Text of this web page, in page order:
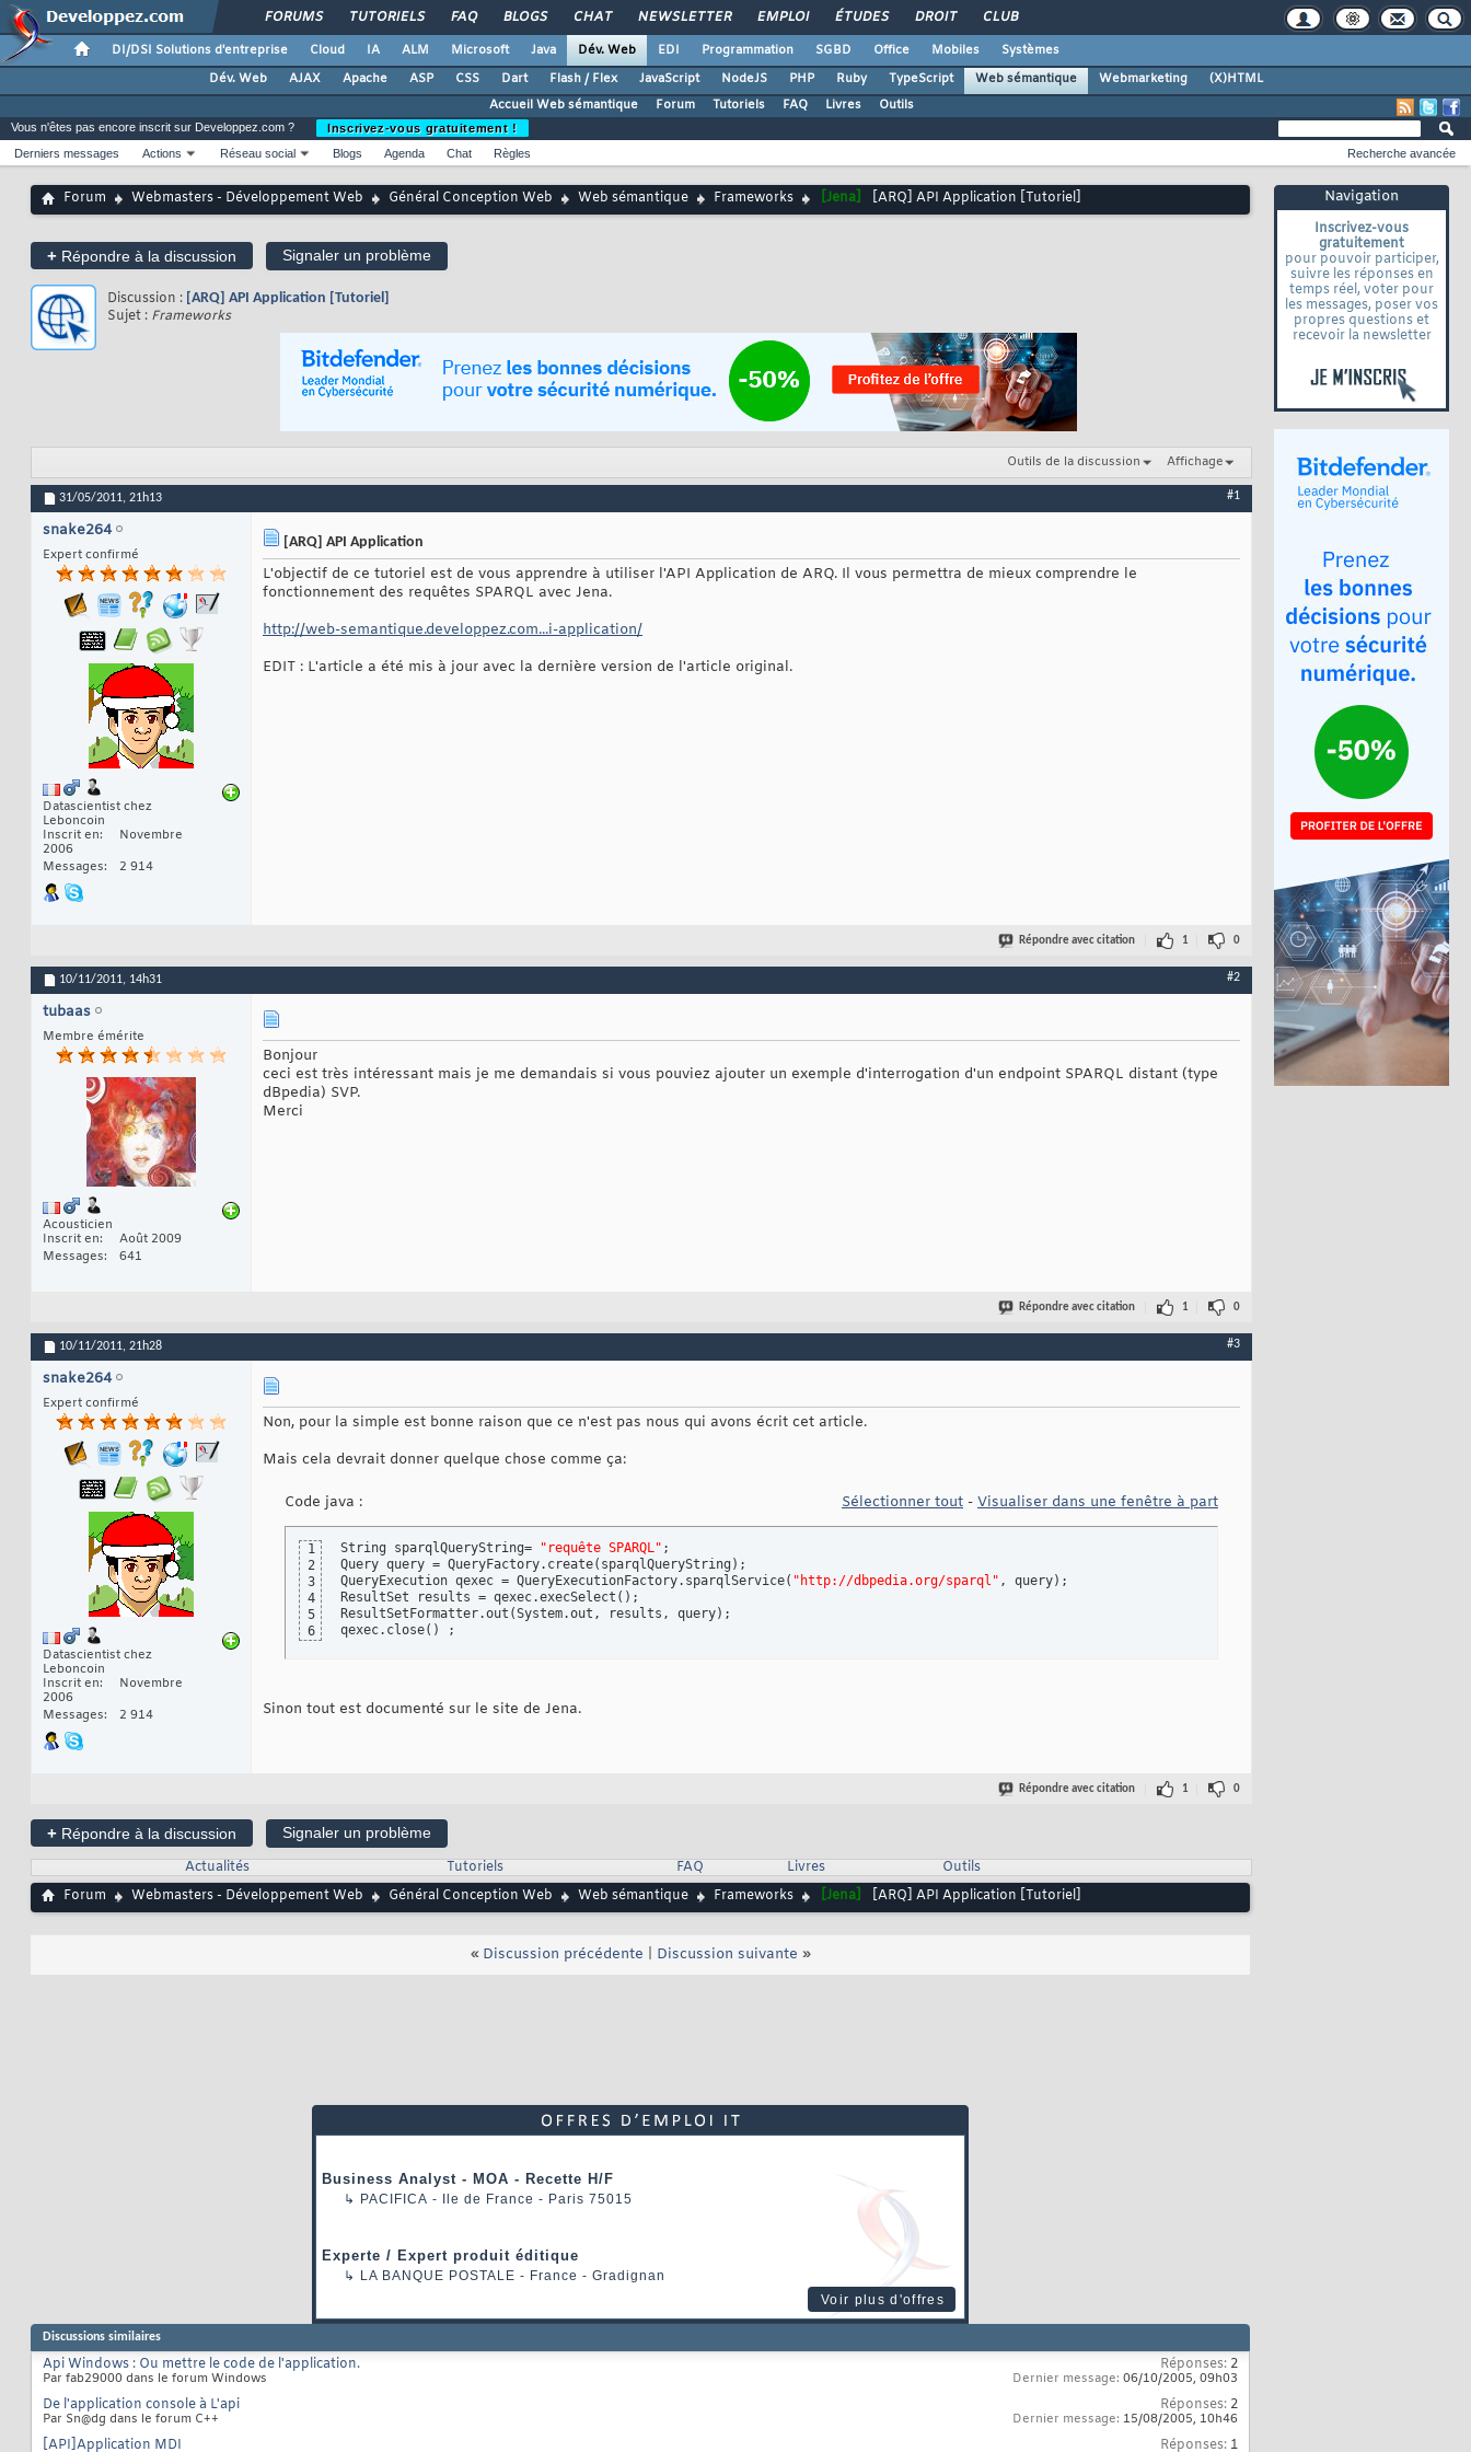
FORUMS TUTORIELS FAQ BLOGS CHAT NEWSLETTER EMPLOI ÉTUDES DROIT CLUB
DI/DSI Solutions d'entreprise Cloud IA ALM Microsoft Java Dév. Web EDI Programmation SGBD Office Mobiles
Systèmes
Dév. Web
AJAX Apache ASP CSS Dart Flash / Flex JavaScript NodeJS PHP Ruby TypeScript Web sémantique Webmarketing
(X)HTML
Accueil Web sémantique
Forum Tutoriels FAQ Livres Outils
Navigation
Inscrivez-vous
gratuitement
pour pouvoir participer,
suivre les réponses en
temps réel, voter pour
les messages, poser vos
propres questions et
recevoir la newsletter
Vous n'êtes pas encore inscrit sur Developpez.com ?
Inscrivez-vous gratuitement !
Derniers messages
Actions Réseau social Blogs Agenda Chat Règles Recherche avancée
Forum Webmasters - Développement Web Général Conception Web Web sémantique Frameworks [Jena] [ARQ] API Application [Tutoriel]
+ Répondre à la discussion Signaler un problème
Discussion : [ARQ] API Application [Tutoriel]
Sujet : Frameworks
Outils de la discussion Affichage
31/05/2011, 21h13 #1
snake264
Expert confirmé
Datascientist chez
Leboncoin
Inscrit en
Novembre
2006
Messages
2 914
[ARQ] API Application
L'objectif de ce tutoriel est de vous apprendre à utiliser l'API Application de ARQ. Il vous permettra de mieux comprendre le
fonctionnement des requêtes SPARQL avec Jena.
http://web-semantique.developpez.com...i-application/
EDIT : L'article a été mis à jour avec la dernière version de l'article original.
Répondre avec citation 1 0
10/11/2011, 14h31 #2
tubaas
Membre émérite
Acousticien
Inscrit en
Août 2009
Messages
641
Bonjour
ceci est très intéressant mais je me demandais si vous pouviez ajouter un exemple d'interrogation d'un endpoint SPARQL distant (type
dBpedia) SVP.
Merci
Répondre avec citation 1 0
10/11/2011, 21h28 #3
snake264
Expert confirmé
Datascientist chez
Leboncoin
Inscrit en
Novembre
2006
Messages
2 914
Non, pour la simple est bonne raison que ce n'est pas nous qui avons écrit cet article.
Mais cela devrait donner quelque chose comme ça:
Code java : Sélectionner tout - Visualiser dans une fenêtre à part
1
2
3
4
5
6
String sparqlQueryString= "requête SPARQL" ;
Query query = QueryFactory.create( sparqlQueryString ) ;
QueryExecution qexec = QueryExecutionFactory.sparqlService( "http://dbpedia.org/sparql" , query) ;
ResultSet results = qexec.execSelect ( ) ;
ResultSetFormatter.out (System.out, results, query) ;
qexec.close( ) ;
Sinon tout est documenté sur le site de Jena.
Répondre avec citation 1 0
+ Répondre à la discussion
Signaler un problème
Actualités
Tutoriels FAQ Livres
Outils
Forum
Webmasters - Développement Web Général Conception Web Web sémantique Frameworks [Jena] [ARQ] API Application [Tutoriel]
« Discussion précédente Discussion suivante »
Business Analyst - MOA - Recette H/F
↳ PACIFICA - Ile de France - Paris 75015
Experte / Expert produit éditique
↳ LA BANQUE POSTALE - France - Gradignan
Voir plus d'offres
Discussions similaires
Api Windows : Ou mettre le code de l'application.
Par fab29000 dans le forum Windows
Réponses: 2
Dernier message: 06/10/2005, 09h03
De l'application console à L'api
Par Sn@dg dans le forum C++
Réponses: 2
Dernier message: 15/08/2005, 10h46
[API]Application MDI Réponses: 1